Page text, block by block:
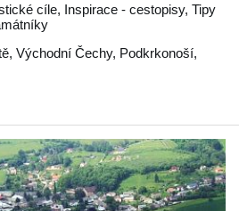
cíle, Inspirace - cestopisy, Tipy
, Východní Čechy, Podkrkonoší,